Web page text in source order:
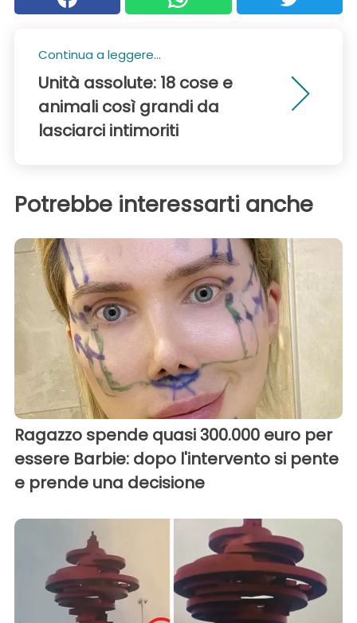
Continua a leggere...
Unità assolute: 18 cose e
animali così grandi da
lasciarci intimoriti
Potrebbe interessarti anche
Ragazzo spende quasi 300.000 euro per
essere Barbie: dopo l'intervento si pente
e prende una decisione